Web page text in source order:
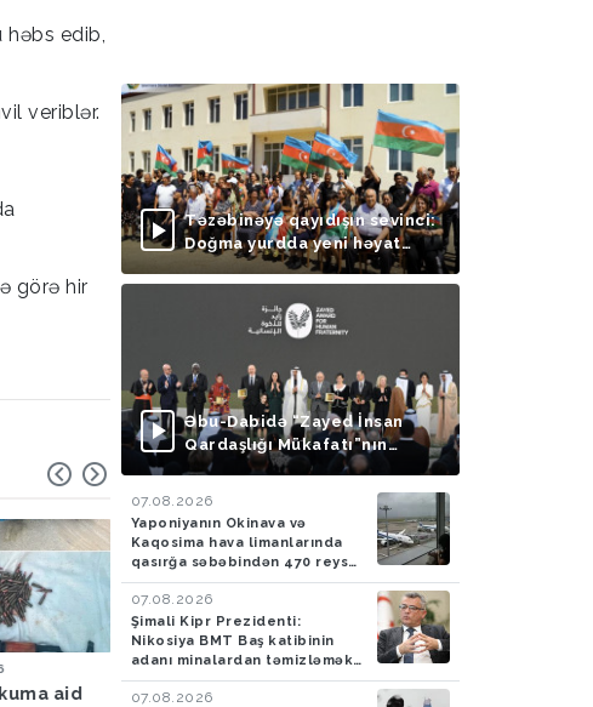
həbs edib,
veriblər.
görə hir
aid
Hava 05.08.2026
Bakıya yağış yağacaq
Azərbaycan
Təzəbinəyə qayıdışın sevinci:
Doğma yurdda yeni həyat
başlayır
Əbu-Dabidə “Zayed İnsan
Qardaşlığı Mükafatı”nın
təqdimolunma mərasimi
07.08.2026
Yaponiyanın Okinava və
Kaqosima hava limanlarında
qasırğa səbəbindən 470 reys
ləğv edilib
07.08.2026
Şimali Kipr Prezidenti:
Nikosiya BMT Baş katibinin
adanı minalardan təmizləmək
təklifini rədd edib
07.08.2026